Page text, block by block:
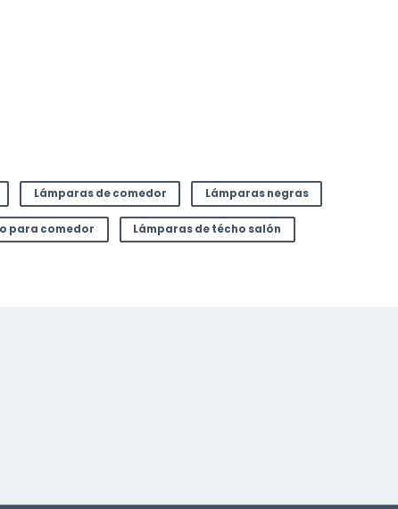
Lámparas de comedor Lámparas negras
para comedor Lámparas de técho salón